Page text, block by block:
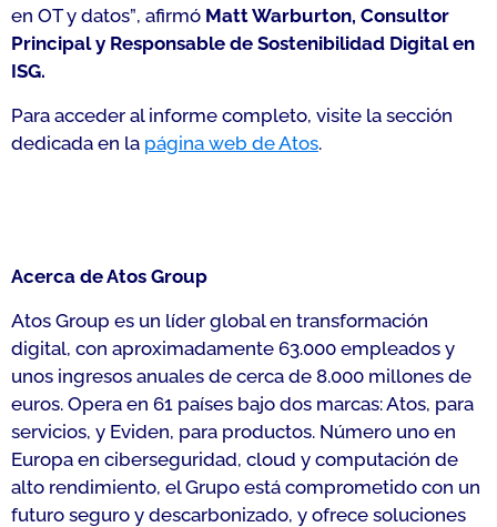
en OT y datos”, afirmó Matt Warburton, Consultor
Principal y Responsable de Sostenibilidad Digital en
ISG.
Para acceder al informe completo, visite la sección
dedicada en la página web de Atos.
Acerca de Atos Group
Atos Group es un líder global en transformación
digital, con aproximadamente 63.000 empleados y
unos ingresos anuales de cerca de 8.000 millones de
euros. Opera en 61 países bajo dos marcas: Atos, para
servicios, y Eviden, para productos. Número uno en
Europa en ciberseguridad, cloud y computación de
alto rendimiento, el Grupo está comprometido con un
futuro seguro y descarbonizado, y ofrece soluciones